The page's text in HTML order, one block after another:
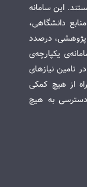
این سامانه
دانشگاهی،
پژوهشی، درصدد
یکپارچه‌ی
تامین نیازهای
از هیچ کمکی
دسترسی به هیچ